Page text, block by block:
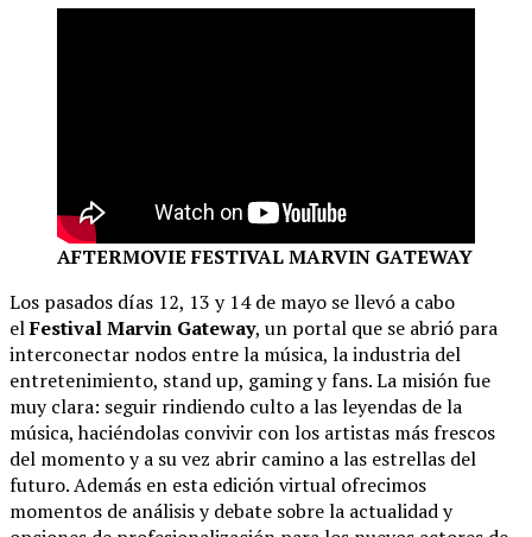
AFTERMOVIE FESTIVAL MARVIN GATEWAY
Los pasados días 12, 13 y 14 de mayo se llevó a cabo
elFestival Marvin Gateway, un portal que se abrió para
interconectar nodos entre la música, la industria del
entretenimiento, stand up, gaming y fans. La misión fue
muy clara: seguir rindiendo culto a las leyendas de la
música, haciéndolas convivir con los artistas más frescos
del momento y a su vez abrir camino a las estrellas del
futuro. Además en esta edición virtual ofrecimos
momentos de análisis y debate sobre la actualidad y